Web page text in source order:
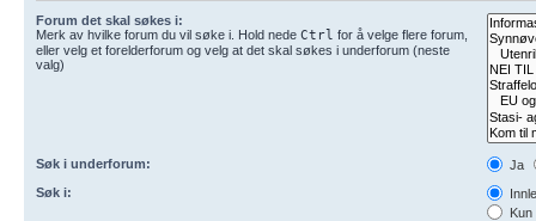
Forum det skal søkes i:
Merk av hvilke forum du vil søke i. Hold nede Ctrl for å velge flere forum,
eller velg et forelderforum og velg at det skal søkes i underforum (neste
valg)
Søk i underforum:
Ja
Søk i: